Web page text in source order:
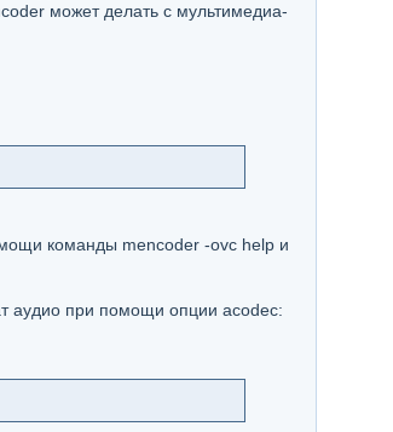
может делать с мультимедиа-
команды mencoder -ovc help и
аудио при помощи опции acodec: